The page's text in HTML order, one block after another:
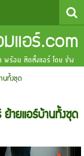
อร์.com
พร้อม ติดตั้งแอร์ โดย ช่าง
085-3160-239, 080-
นทั้งชุด
ายแอร์บ้านทั้งชุด